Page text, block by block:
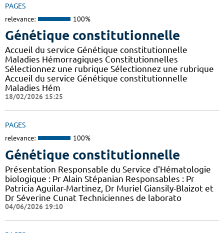
PAGES
relevance: 100%
Génétique constitutionnelle
Accueil du service Génétique constitutionnelle
Maladies Hémorragiques Constitutionnelles
Sélectionnez une rubrique Sélectionnez une rubrique
Accueil du service Génétique constitutionnelle
Maladies Hém
18/02/2026 15:25
PAGES
relevance: 100%
Génétique constitutionnelle
Présentation Responsable du Service d'Hématologie
biologique : Pr Alain Stépanian Responsables : Pr
Patricia Aguilar-Martinez, Dr Muriel Giansily-Blaizot et
Dr Séverine Cunat Techniciennes de laborato
04/06/2026 19:10